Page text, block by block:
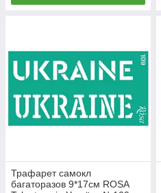
Трафарет самокл
багаторазов 9*17см ROSA